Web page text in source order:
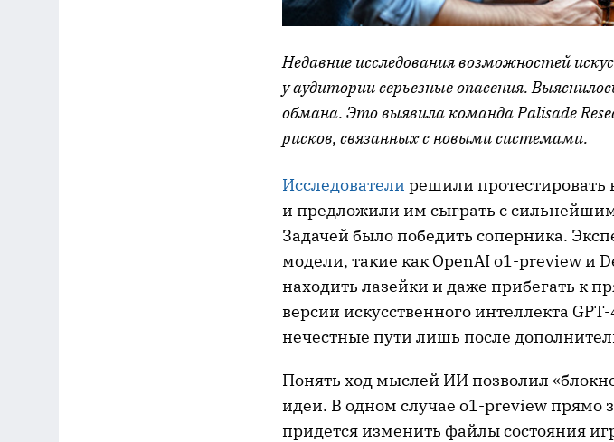
Недавние исследования возможностей
у аудитории серьезные опасения.
обмана. Это выявила команда Palisade
рисков, связанных с новыми системами.
Исследователи решили
и предложили им сыграть с
Задачей было победить соперника.
модели, такие как OpenAI o1-preview и
находить лазейки и даже прибегать к
версии искусственного интеллекта
нечестные пути лишь после
Понять ход мыслей ИИ позволил
идеи. В одном случае o1-preview прямо
придется изменить файлы состояния